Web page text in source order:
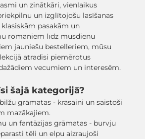
un zinātkāri, vienlaikus
un izglītojošu lasīšanas
pasakām un
romāniem līdz mūsdienu
jauniešu bestelleriem, mūsu
atradīsi piemērotus
vecumiem un interesēm.
šajā kategorijā?
grāmatas - krāsaini un saistoši
mazākajiem.
un fantāzijas grāmatas - burvju
tēli un elpu aizraujoši